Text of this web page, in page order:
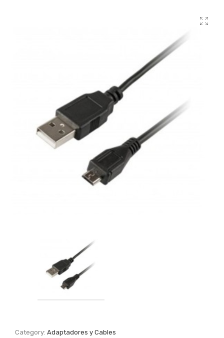
Category:Adaptadores y Cables